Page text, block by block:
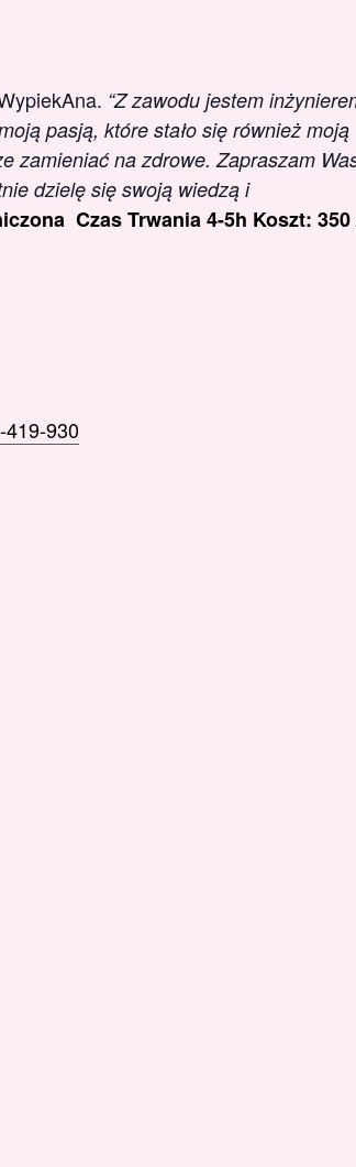
“Z zawodu jestem
pasją, które stało się również moją
zamieniać na zdrowe. Zapraszam
dzielę się swoją wiedzą i
Czas Trwania 4-5h Koszt: 350
419-930